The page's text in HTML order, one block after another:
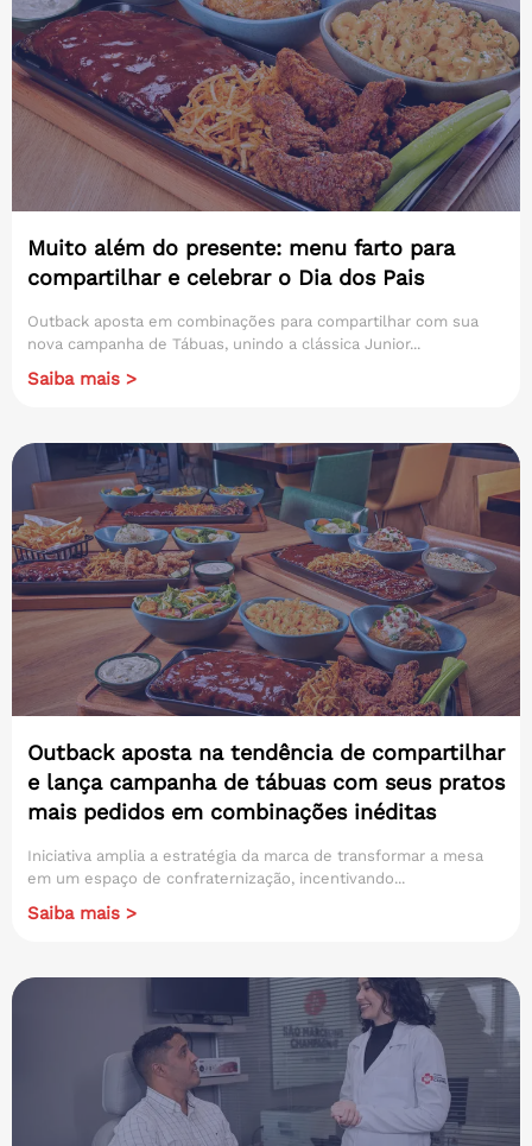
Muito além do presente: menu farto para
compartilhar e celebrar o Dia dos Pais
Outback aposta em combinações para compartilhar com sua
nova campanha de Tábuas, unindo a clássica Junior...
Saiba mais >
Outback aposta na tendência de compartilhar
e lança campanha de tábuas com seus pratos
mais pedidos em combinações inéditas
Iniciativa amplia a estratégia da marca de transformar a mesa
em um espaço de confraternização, incentivando...
Saiba mais >